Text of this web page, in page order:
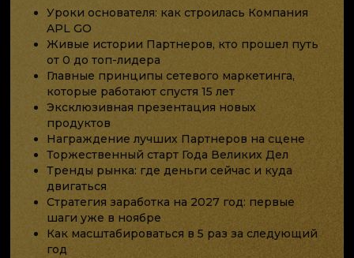
Уроки основателя: как строилась Компания
APL GO
Живые истории Партнеров, кто прошел путь
от 0 до топ-лидера
Главные принципы сетевого маркетинга,
которые работают спустя 15 лет
Эксклюзивная презентация новых
продуктов
Награждение лучших Партнеров на сцене
Торжественный старт Года Великих Дел
Тренды рынка: где деньги сейчас и куда
двигаться
Стратегия заработка на 2027 год: первые
шаги уже в ноябре
Как масштабироваться в 5 раз за следующий
год